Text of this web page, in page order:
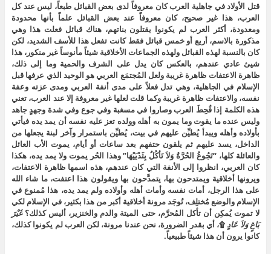
قتل الأولاد في جاهلية العرب كان معروفاً لدى بعض القبائل طبعاً، ليس عند كل
العرب، هذا غير صحيح، كان معروفاً عند بعض القبائل علماً بأنها محدودة
ومعدودة، أكثر العرب لم يكونوا يقتلون بناتهم، هناك قبائل فعلت هذا وهي
مذكورة بالاسم، أربع أو خمس قبائل فقط كانت تفعل هذا للأسف الشديد، لكن
كان بالنسبة لهذه القبائل ولهذه الجماعات الأخلاقية شيئاً مأنوساً غير منكور، هذا
شيئ عادي عندهم، بالعكس كان يدل على الشرف والحمية وما إلى ذلك،
ظاهرة الاعتفات ظاهرة غريبة ولعل المُجتمَع العربي هو الوحيد الذي عرفها قبل
الإسلام في الجاهلية، وهي تدل فعلاً على مدى أنفة العربي ومدى عزته وعفة
نفسه، والاعتفات ظاهرة غريبة وكما قلت لعلها غير معروفة إلا عند العرب، تعني
هذه الكلمة إذا قُحِطَ العرب وصاروا في مسغبة وفي جوع وفي شدة وجهدٍ جاهد
وليس عنده ما يقوت وما يمون به أهله وولده تعز عليه نفسه أن يمد يده فيأتي
بأولاده وأهله ويبدأ يُطيِّن عليهم في بيت، يُطيِّن باستمرار وآخر لبنة يجعلها من
الداخل، يسد عليهم ثم يلقون حتفهم بعد ساعات أو أيام، يموت الأب العائل
والعائلة كلها، “تَجُوعُ الحُرَّةُ وَلاَ تَأكُلُ بِثَدْيَيْهَا” وهذا الحُر يموت ولا يمد يده، هكذا
كان العربي، انظروا إلى الأنفة التي كان عندهم، هذه اسمها ظاهرة الاعتفات،
ويرونها أخلاقية ويمتدحون بها، يتمدَّحون بها ويقولون هذا اعتفت، ما شاء الله
على هذا الرجل، أمات نفسه وأمات أهله وأولاده ولم يمد يده، هذا مُمنوع في
الإسلام والوضع مُختلِف، تُوجَد مرونة أخلاقية أكبر من هذا بكثير، في الإسلام لكي
لا تموت يُمكِن أن تأكل المُحرَّم، حتى الميتة والدم والخنزير، أليس كذلك؟غَيْرَ
بَاغٍ وَلاَ عَادٍ۩، أي بقدر الضرورة، نحن عندنا مرونة، لكن العرب لم يكونوا كذلك،
كانوا يرون أن هذا شيئاً طبيعياً.